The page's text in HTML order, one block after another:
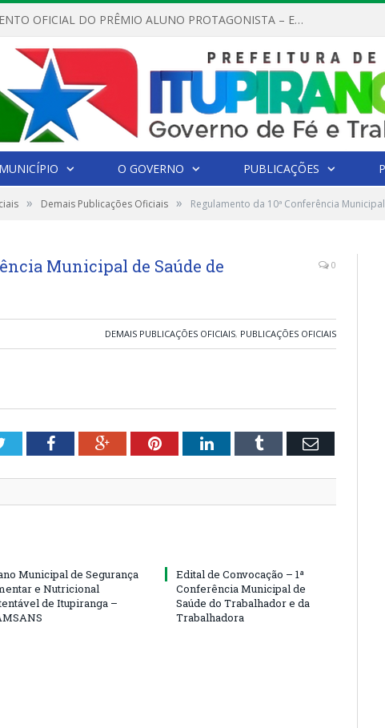
REGULAMENTO OFICIAL DO PRÊMIO ALUNO PROTAGONISTA – EDIÇÃO 2026
O GOVERNO PUBLICAÇÕES
» Demais Publicações Oficiais » Regulamento da 10ª Conferência
Municipal de Saúde de
0
DEMAIS PUBLICAÇÕES OFICIAIS, PUBLICAÇÕES OFICIAIS
TwitterFacebookGoogle+PinterestLinkedInTumblr Email
Municipal de Segurança
e Nutricional
de Itupiranga –
Edital de Convocação – 1ª
Conferência Municipal de
Saúde do Trabalhador e da
Trabalhadora